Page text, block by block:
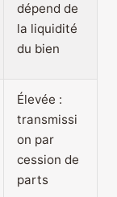
dépend de
la liquidité
du bien
Élevée :
transmissi
on par
cession de
parts